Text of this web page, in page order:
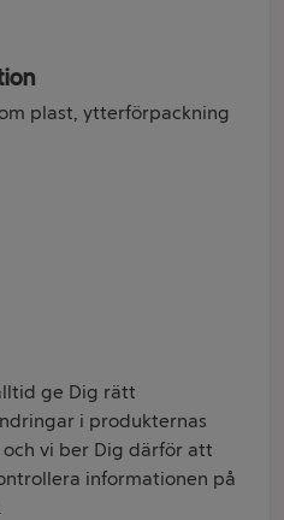
plast, ytterförpackning
ge Dig rätt
i produkternas
vi ber Dig därför att
informationen på